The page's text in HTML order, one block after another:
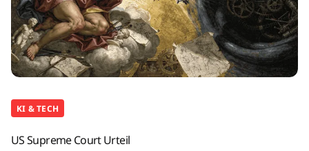
KI & TECH
US Supreme Court Urteil